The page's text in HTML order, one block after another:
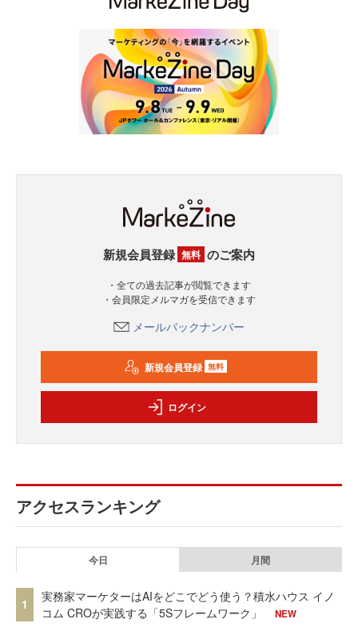
新規会員登録 無料 のご案内
・全ての過去記事が閲覧できます
・会員限定メルマガを受信できます
メールバックナンバー
新規会員登録 無料
ログイン
アクセスランキング
今日 月間
1
実務家マーケターはAIをどこでどう使う？積水ハウス イノ
コム CROが実践する「5Sフレームワーク」
NEW